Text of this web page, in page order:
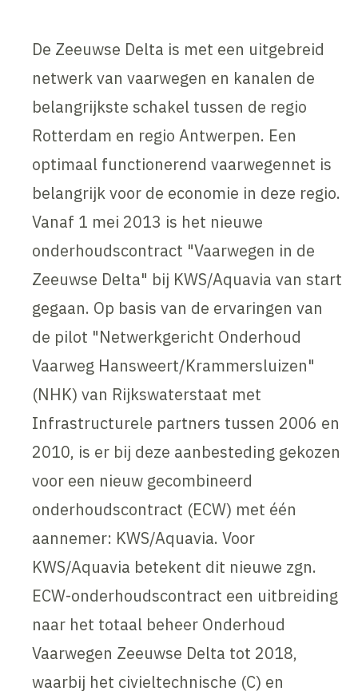
De Zeeuwse Delta is met een uitgebreid
netwerk van vaarwegen en kanalen de
belangrijkste schakel tussen de regio
Rotterdam en regio Antwerpen. Een
optimaal functionerend vaarwegennet is
belangrijk voor de economie in deze regio.
Vanaf 1 mei 2013 is het nieuwe
onderhoudscontract "Vaarwegen in de
Zeeuwse Delta" bij KWS/Aquavia van start
gegaan. Op basis van de ervaringen van
de pilot "Netwerkgericht Onderhoud
Vaarweg Hansweert/Krammersluizen"
(NHK) van Rijkswaterstaat met
Infrastructurele partners tussen 2006 en
2010, is er bij deze aanbesteding gekozen
voor een nieuw gecombineerd
onderhoudscontract (ECW) met één
aannemer: KWS/Aquavia. Voor
KWS/Aquavia betekent dit nieuwe zgn.
ECW-onderhoudscontract een uitbreiding
naar het totaal beheer Onderhoud
Vaarwegen Zeeuwse Delta tot 2018,
waarbij het civieltechnische (C) en